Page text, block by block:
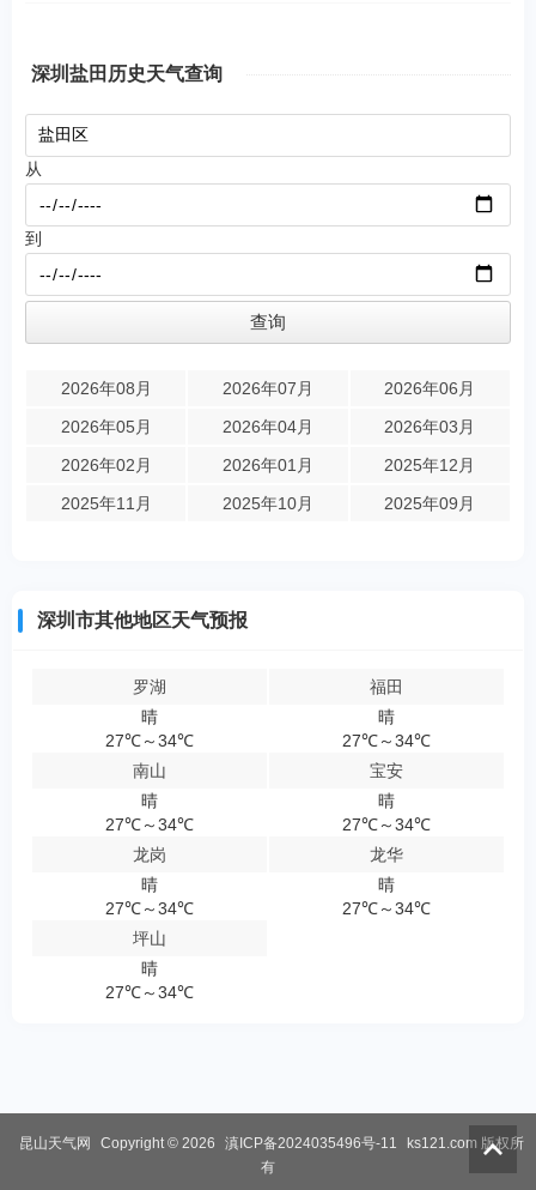
深圳盐田历史天气查询
从
到
2026年08月 2026年07月
2026年06月
2026年05月
2026年04月
2026年03月
2026年02月
2026年01月
2025年12月
2025年11月
2025年10月 2025年09月
深圳市其他地区天气预报
罗湖
晴
27℃～34℃
福田
晴
27℃～34℃
南山
晴
27℃～34℃
宝安
晴
27℃～34℃
龙岗
晴
27℃～34℃
龙华
晴
27℃～34℃
坪山
晴
27℃～34℃
昆山天气网 Copyright © 2026 滇ICP备2024035496号-11 ks121.com 版权所
有